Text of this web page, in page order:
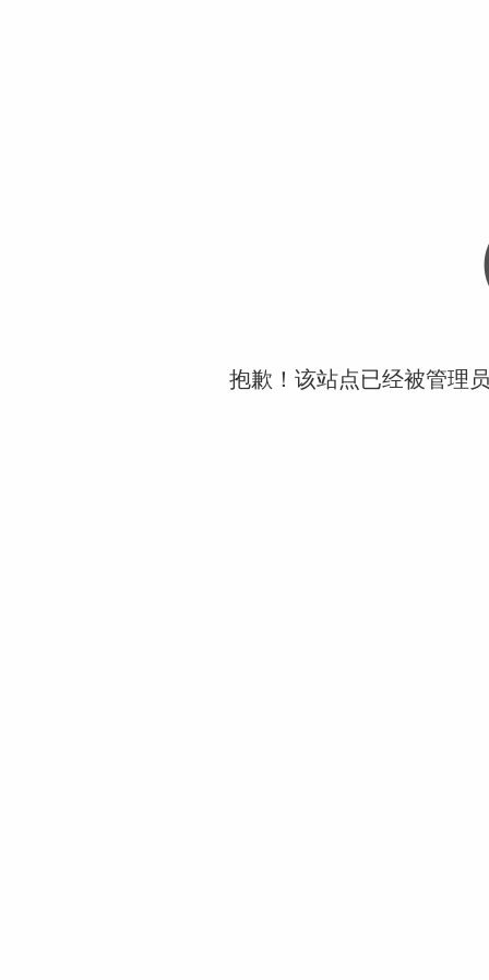
抱歉！该站点已经被管理